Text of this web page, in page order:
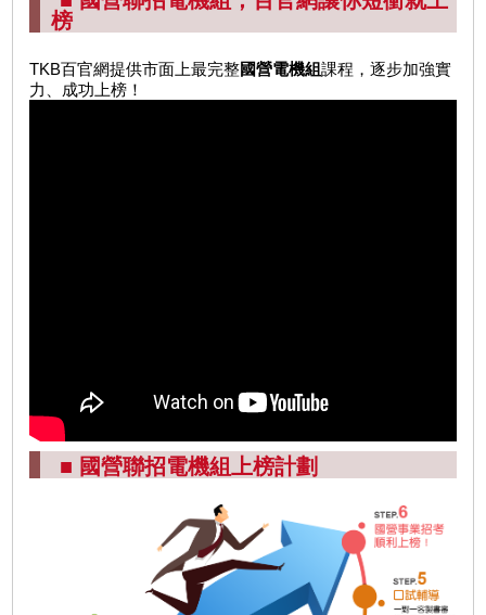
榜
TKB百官網提供市面上最完整國營電機組課程，逐步加強實
力、成功上榜！
■ 國營聯招電機組上榜計劃